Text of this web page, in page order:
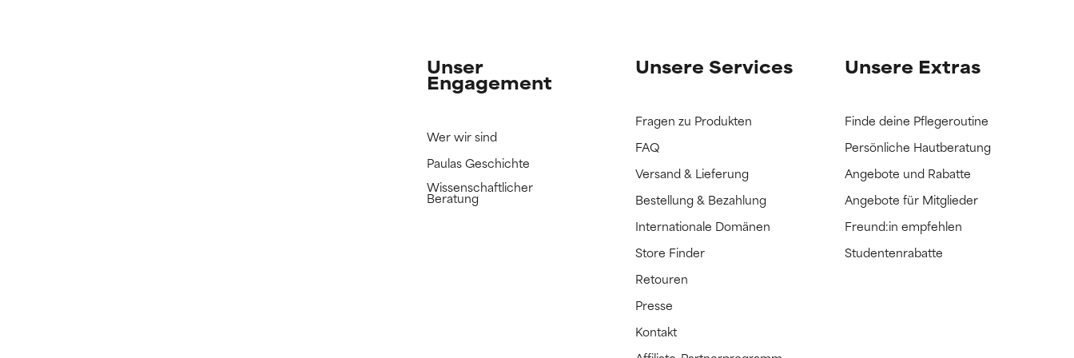
Unser
Engagement
Wer wir sind
Paulas Geschichte
Wissenschaftlicher
Beratung
Unsere Services
Fragen zu Produkten
FAQ
Versand & Lieferung
Bestellung & Bezahlung
Internationale Domänen
Store Finder
Retouren
Presse
Kontakt
Unsere Extras
Finde deine Pflegeroutine
Persönliche Hautberatung
Angebote und Rabatte
Angebote für Mitglieder
Freund:in empfehlen
Studentenrabatte